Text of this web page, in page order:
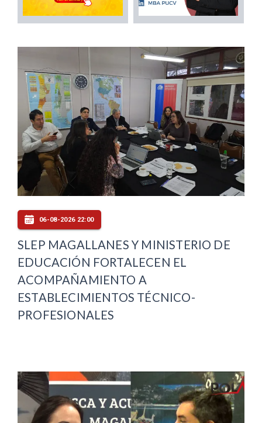
06-08-2026 22:00
SLEP MAGALLANES Y MINISTERIO DE
EDUCACIÓN FORTALECEN EL
ACOMPAÑAMIENTO A
ESTABLECIMIENTOS TÉCNICO-
PROFESIONALES